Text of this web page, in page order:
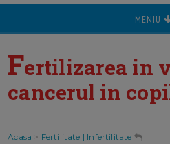
MENIU
Fertilizarea in
cancerul in
Acasa > Fertilitate | Infertilitate